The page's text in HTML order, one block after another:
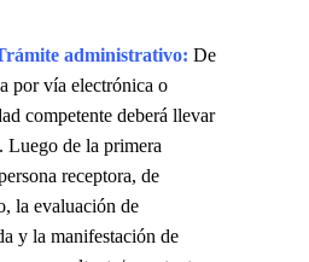
administrativo: De
por vía electrónica o
competente deberá llevar
Luego de la primera
receptora, de
la evaluación de
y la manifestación de